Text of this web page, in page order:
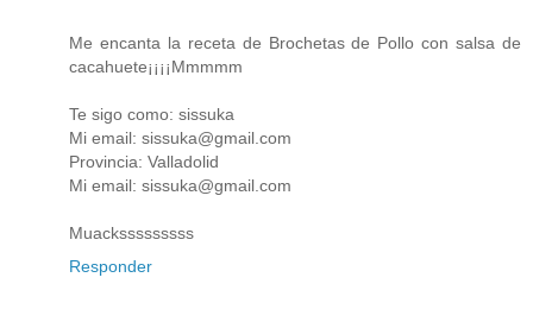
Me encanta la receta de Brochetas de Pollo con salsa de
cacahuete¡¡¡¡Mmmmm
Te sigo como: sissuka
Mi email: sissuka@gmail.com
Provincia: Valladolid
Mi email: sissuka@gmail.com
Muacksssssssss
Responder